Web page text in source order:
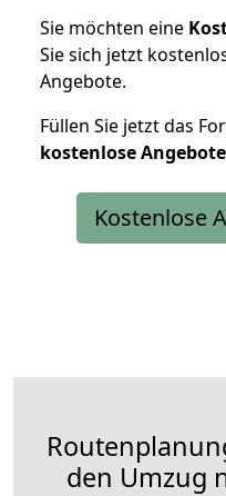
Sie möchten eine
Sie sich jetzt
Angebote.
Füllen Sie jetzt das
kostenlose
Kostenlose
den Umzug